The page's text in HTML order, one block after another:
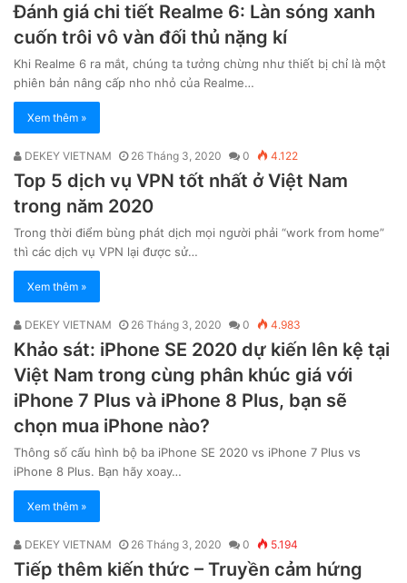
Đánh giá chi tiết Realme 6: Làn sóng xanh
cuốn trôi vô vàn đối thủ nặng kí
Khi Realme 6 ra mắt, chúng ta tưởng chừng như thiết bị chỉ là một
phiên bản nâng cấp nho nhỏ của Realme…
Xem thêm »
DEKEY VIETNAM 26 Tháng 3, 2020 0 4.122
Top 5 dịch vụ VPN tốt nhất ở Việt Nam
trong năm 2020
Trong thời điểm bùng phát dịch mọi người phải “work from home”
thì các dịch vụ VPN lại được sử…
Xem thêm »
DEKEY VIETNAM 26 Tháng 3, 2020 0 4.983
Khảo sát: iPhone SE 2020 dự kiến lên kệ tại
Việt Nam trong cùng phân khúc giá với
iPhone 7 Plus và iPhone 8 Plus, bạn sẽ
chọn mua iPhone nào?
Thông số cấu hình bộ ba iPhone SE 2020 vs iPhone 7 Plus vs
iPhone 8 Plus. Bạn hãy xoay…
Xem thêm »
DEKEY VIETNAM 26 Tháng 3, 2020 0 5.194
Tiếp thêm kiến thức – Truyền cảm hứng